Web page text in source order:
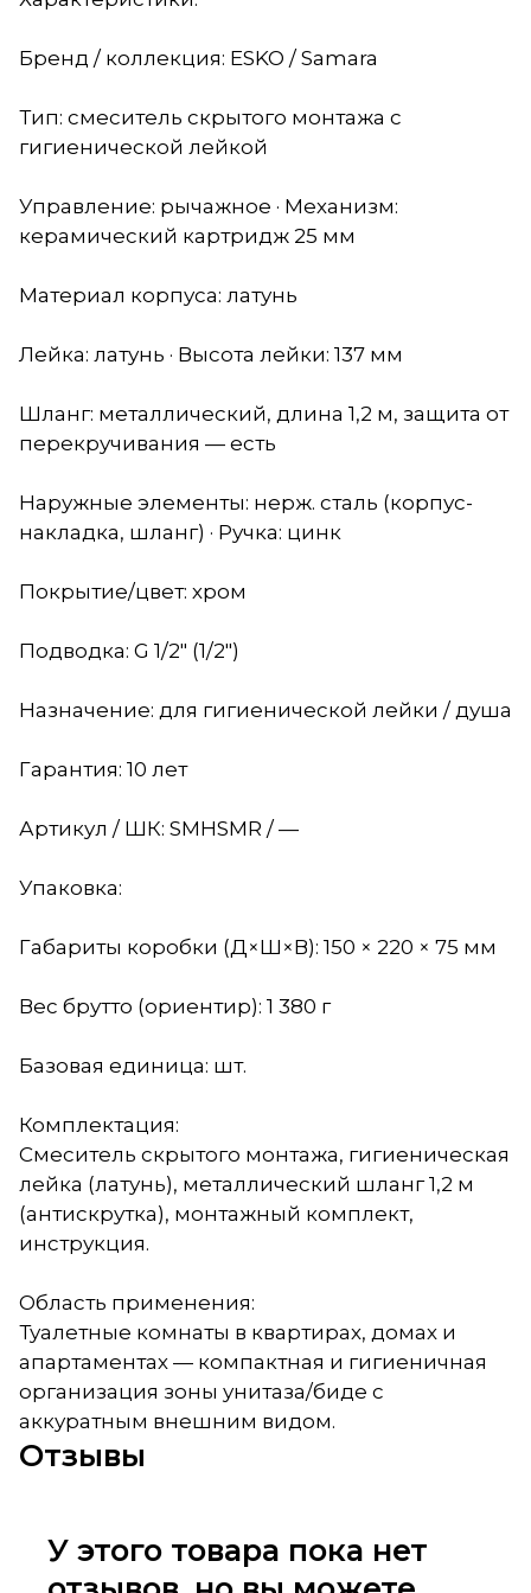
Бренд / коллекция: ESKO / Samara
Тип: смеситель скрытого монтажа с
гигиенической лейкой
Управление: рычажное · Механизм:
керамический картридж 25 мм
Материал корпуса: латунь
Лейка: латунь · Высота лейки: 137 мм
Шланг: металлический, длина 1,2 м, защита от
перекручивания — есть
Наружные элементы: нерж. сталь (корпус-
накладка, шланг) · Ручка: цинк
Покрытие/цвет: хром
Подводка: G 1/2" (1/2")
Назначение: для гигиенической лейки / душа
Гарантия: 10 лет
Артикул / ШК: SMHSMR / —
Упаковка:
Габариты коробки (Д×Ш×В): 150 × 220 × 75 мм
Вес брутто (ориентир): 1 380 г
Базовая единица: шт.
Комплектация:
Смеситель скрытого монтажа, гигиеническая
лейка (латунь), металлический шланг 1,2 м
(антискрутка), монтажный комплект,
инструкция.
Область применения:
Туалетные комнаты в квартирах, домах и
апартаментах — компактная и гигиеничная
организация зоны унитаза/биде с
аккуратным внешним видом.
Отзывы
У этого товара пока нет